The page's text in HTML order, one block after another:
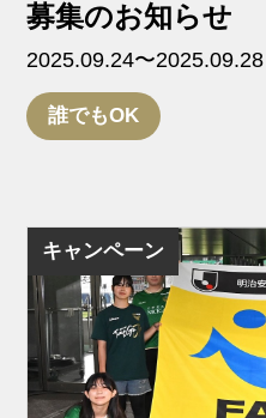
募集のお知らせ
2025.09.24〜
誰でもOK
キャンペーン